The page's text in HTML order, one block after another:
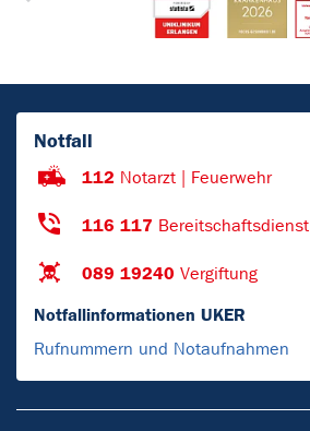
Notfall
112 Notarzt | Feuerwehr
116 117 Bereitschaftsdienst
089 19240 Vergiftung
Notfallinformationen UKER
Rufnummern und Notaufnahmen